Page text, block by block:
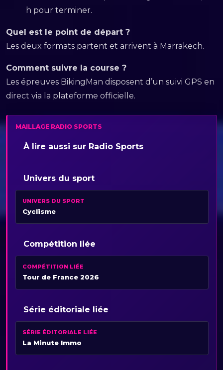
h pour terminer.
Quel est le point de départ ?
Les deux formats partent et arrivent à Marrakech.
Comment suivre la course ?
Les épreuves BikingMan disposent d’un suivi GPS en
direct via la plateforme officielle.
MAILLAGE RADIO SPORTS
À lire aussi sur Radio Sports
Univers du sport
UNIVERS DU SPORT
Cyclisme
Compétition liée
COMPÉTITION LIÉE
Tour de France 2026
Série éditoriale liée
SÉRIE ÉDITORIALE LIÉE
La Minute Immo